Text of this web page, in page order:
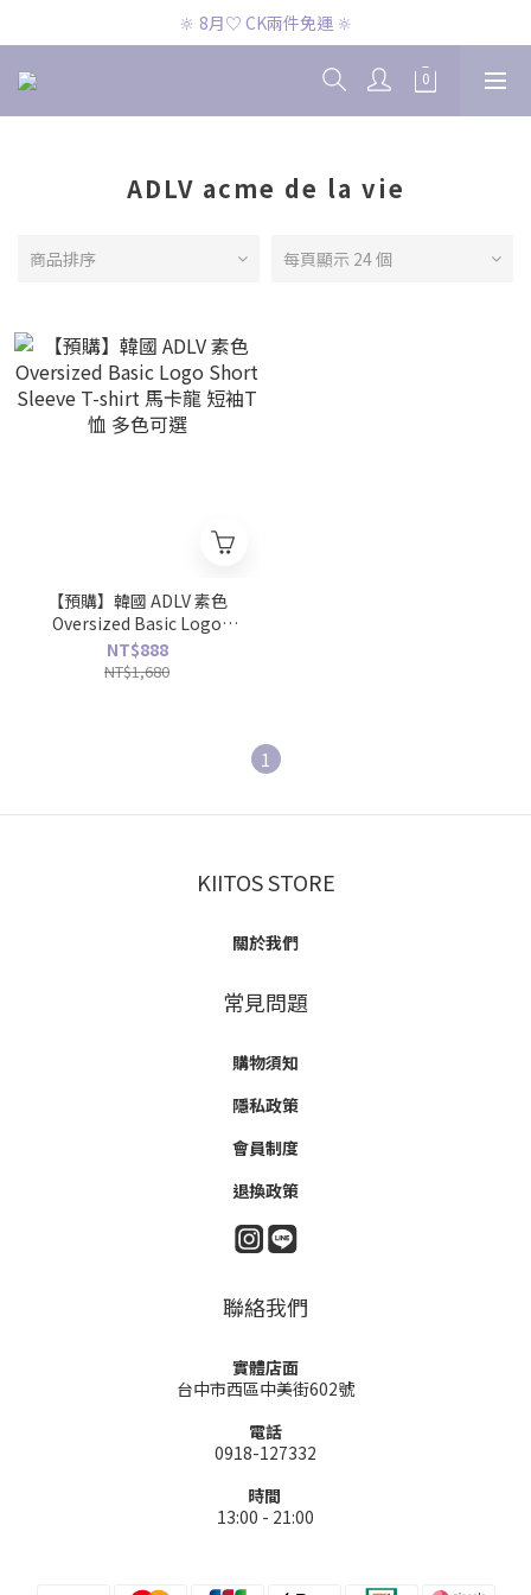
🔆 8月♡ CK兩件免運 🔆
🔆 8月♡ CK兩件免運 🔆
🔆 8月♡ 官網滿2000即免運 🔆
🔆 8月♡ CK兩件免運 🔆
ADLV acme de la vie
商品排序 每頁顯示 24 個
【預購】韓國 ADLV 素色
Oversized Basic Logo
Short Sleeve T-shirt 馬卡
龍 短袖T恤 多色可選
NT$888
NT$1,680
1
KIITOS STORE
關於我們
常見問題
購物須知
隱私政策
會員制度
退換政策
聯絡我們
實體店面
台中市西區中美街602號
電話
0918-127332
時間
13:00 - 21:00